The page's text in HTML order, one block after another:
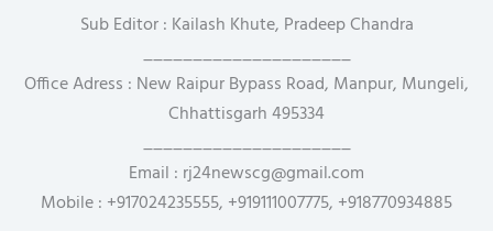
Sub Editor : Kailash Khute, Pradeep Chandra
_____________________
Office Adress : New Raipur Bypass Road, Manpur, Mungeli,
Chhattisgarh 495334
_____________________
Email : rj24newscg@gmail.com
Mobile : +917024235555, +919111007775, +918770934885